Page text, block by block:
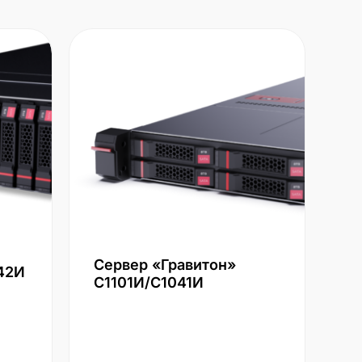
Сервер «Гравитон»
С1101И/С1041И